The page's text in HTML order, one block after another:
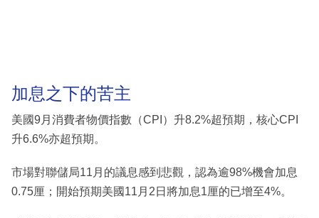
加息之下的苦主
美國9月消費者物價指數（CPI）升8.2%超預期，核心CPI
升6.6%亦超預期。
市場對聯儲局11月的議息感到悲觀，認為逾98%機會加息
0.75厘；開始預期美國11月2日將加息1厘的已增至4%。